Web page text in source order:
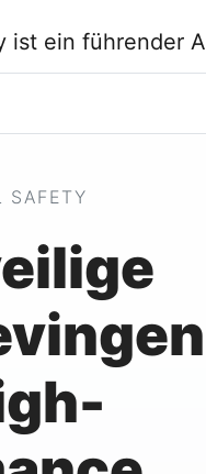
SAFETY